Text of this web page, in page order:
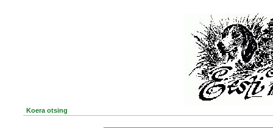
Koera otsing